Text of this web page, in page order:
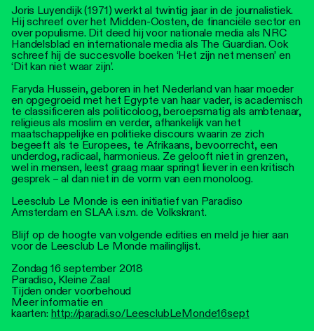
Joris Luyendijk (1971) werkt al twintig jaar in de journalistiek.
Hij schreef over het Midden-Oosten, de financiële sector en
over populisme. Dit deed hij voor nationale media als NRC
Handelsblad en internationale media als The Guardian. Ook
schreef hij de succesvolle boeken ‘Het zijn net mensen’ en
‘Dit kan niet waar zijn’.
Faryda Hussein, geboren in het Nederland van haar moeder
en opgegroeid met het Egypte van haar vader, is academisch
te classificeren als politicoloog, beroepsmatig als ambtenaar,
religieus als moslim en verder, afhankelijk van het
maatschappelijke en politieke discours waarin ze zich
begeeft als te Europees, te Afrikaans, bevoorrecht, een
underdog, radicaal, harmonieus. Ze gelooft niet in grenzen,
wel in mensen, leest graag maar springt liever in een kritisch
gesprek – al dan niet in de vorm van een monoloog.
Leesclub Le Monde is een initiatief van Paradiso
Amsterdam en SLAA i.s.m. de Volkskrant.
Blijf op de hoogte van volgende edities en meld je hier aan
voor de Leesclub Le Monde mailinglijst.
Zondag 16 september 2018
Paradiso, Kleine Zaal
Tijden onder voorbehoud
Meer informatie en
kaarten: http://paradi.so/LeesclubLeMonde16sept